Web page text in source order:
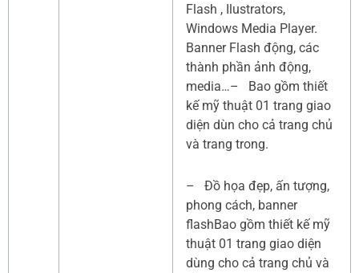
Flash , Ilustrators,
Windows Media Player.
Banner Flash động, các
thành phần ảnh động,
media…– Bao gồm thiết
kế mỹ thuật 01 trang giao
diện dùn cho cả trang chủ
và trang trong.
– Đồ họa đẹp, ấn tượng,
phong cách, banner
flashBao gồm thiết kế mỹ
thuật 01 trang giao diện
dùng cho cả trang chủ và